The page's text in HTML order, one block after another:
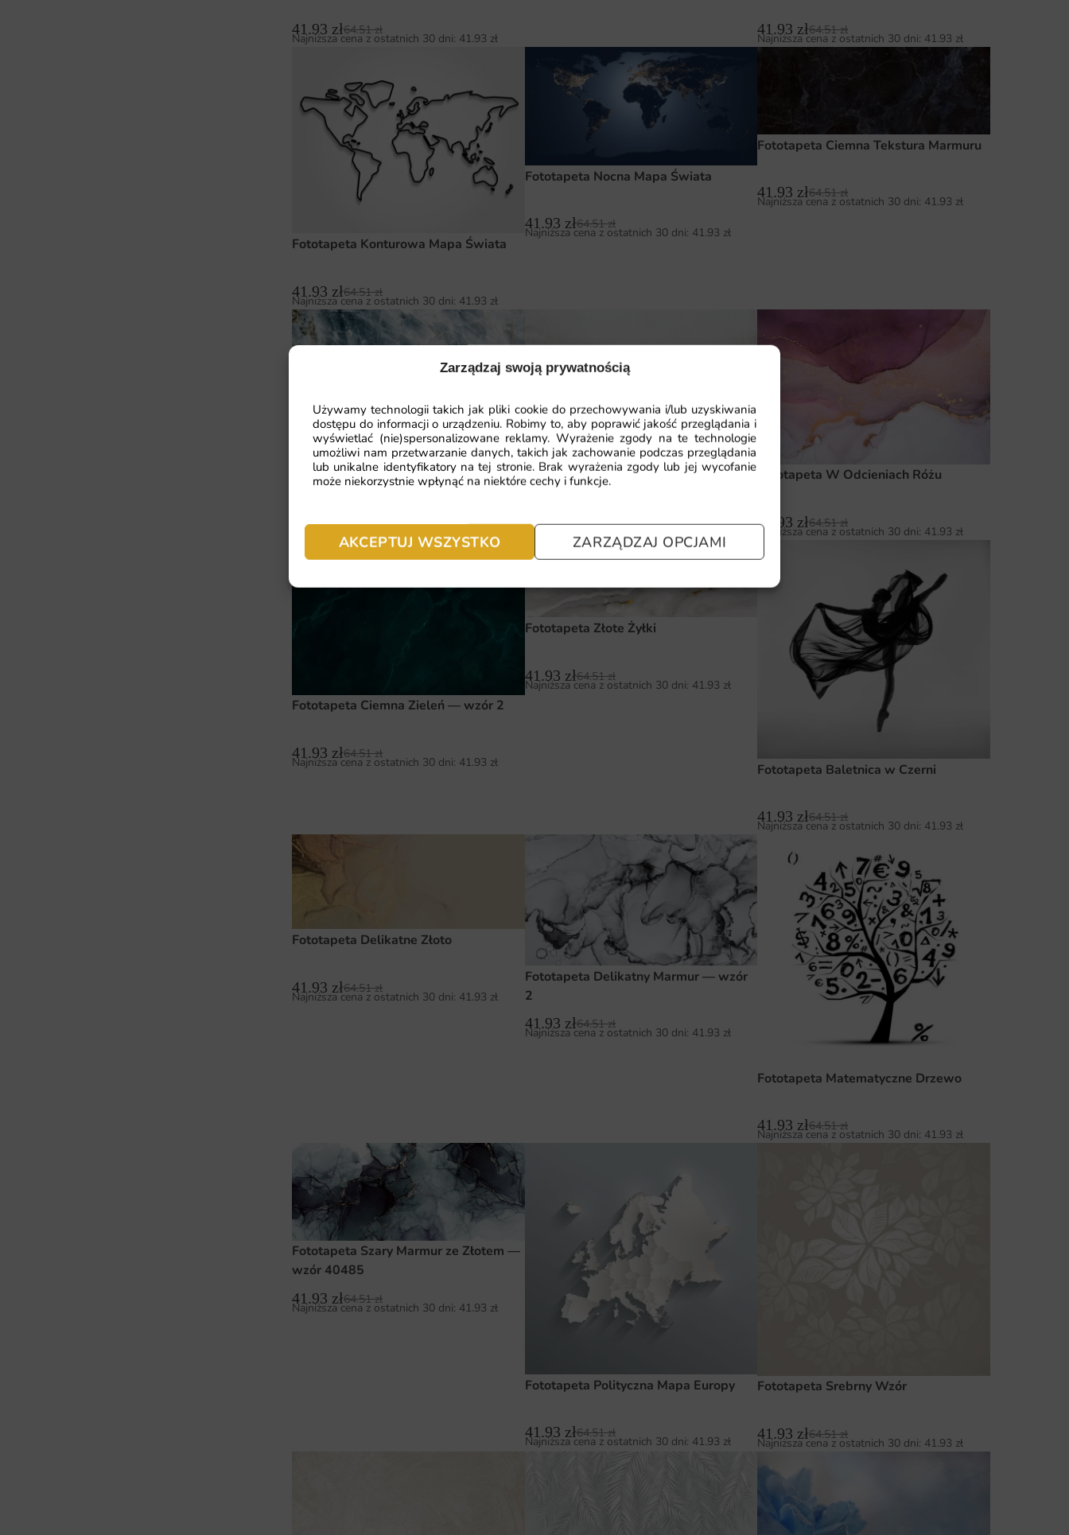
Zarządzaj swoją prywatnością
Używamy technologii takich jak pliki cookie do przechowywania i/lub uzyskiwania
dostępu do informacji o urządzeniu. Robimy to, aby poprawić jakość przeglądania i
wyświetlać (nie)spersonalizowane reklamy. Wyrażenie zgody na te technologie
umożliwi nam przetwarzanie danych, takich jak zachowanie podczas przeglądania
lub unikalne identyfikatory na tej stronie. Brak wyrażenia zgody lub jej wycofanie
może niekorzystnie wpłynąć na niektóre cechy i funkcje.
AKCEPTUJ WSZYSTKO ZARZĄDZAJ OPCJAMI
41.93 zł64.51zł
Najniższa cena z ostatnich 30 dni: 41.93 zł
41.93 zł64.51zł
Najniższa cena z ostatnich 30 dni: 41.93 zł
Fototapeta Konturowa Mapa Świata
41.93 zł64.51zł
Najniższa cena z ostatnich 30 dni: 41.93 zł
Fototapeta Nocna Mapa Świata
41.93 zł64.51zł
Najniższa cena z ostatnich 30 dni: 41.93 zł
Fototapeta Ciemna Tekstura Marmuru
41.93 zł64.51zł
Najniższa cena z ostatnich 30 dni: 41.93 zł
Fototapeta Morskie Fale — wzór 3
41.93zł64.51zł
Najniższa cena z ostatnich 30 dni:
Fototapeta Biały Marmur — wzór
41.93zł64.51zł
Najniższa cena z ostatnich 30 dni:
Fototapeta W Odcieniach Różu
41.93 zł64.51zł
Najniższa cena z ostatnich 30 dni: 41.93 zł
Fototapeta Ciemna Zieleń — wzór 2
41.93 zł64.51zł
Najniższa cena z ostatnich 30 dni: 41.93 zł
Fototapeta Złote Żyłki
41.93 zł64.51zł
Najniższa cena z ostatnich 30 dni: 41.93 zł
Fototapeta Baletnica w Czerni
41.93 zł64.51zł
Najniższa cena z ostatnich 30 dni: 41.93 zł
Fototapeta Delikatne Złoto
41.93 zł64.51zł
Najniższa cena z ostatnich 30 dni: 41.93 zł
Fototapeta Delikatny Marmur — wzór
2
41.93 zł64.51zł
Najniższa cena z ostatnich 30 dni: 41.93 zł
Fototapeta Matematyczne Drzewo
41.93 zł64.51zł
Najniższa cena z ostatnich 30 dni: 41.93 zł
Fototapeta Szary Marmur ze Złotem —
wzór 40485
41.93 zł64.51zł
Najniższa cena z ostatnich 30 dni: 41.93 zł
Fototapeta Polityczna Mapa Europy
41.93 zł64.51zł
Najniższa cena z ostatnich 30 dni: 41.93 zł
Fototapeta Srebrny Wzór
41.93 zł64.51zł
Najniższa cena z ostatnich 30 dni: 41.93 zł